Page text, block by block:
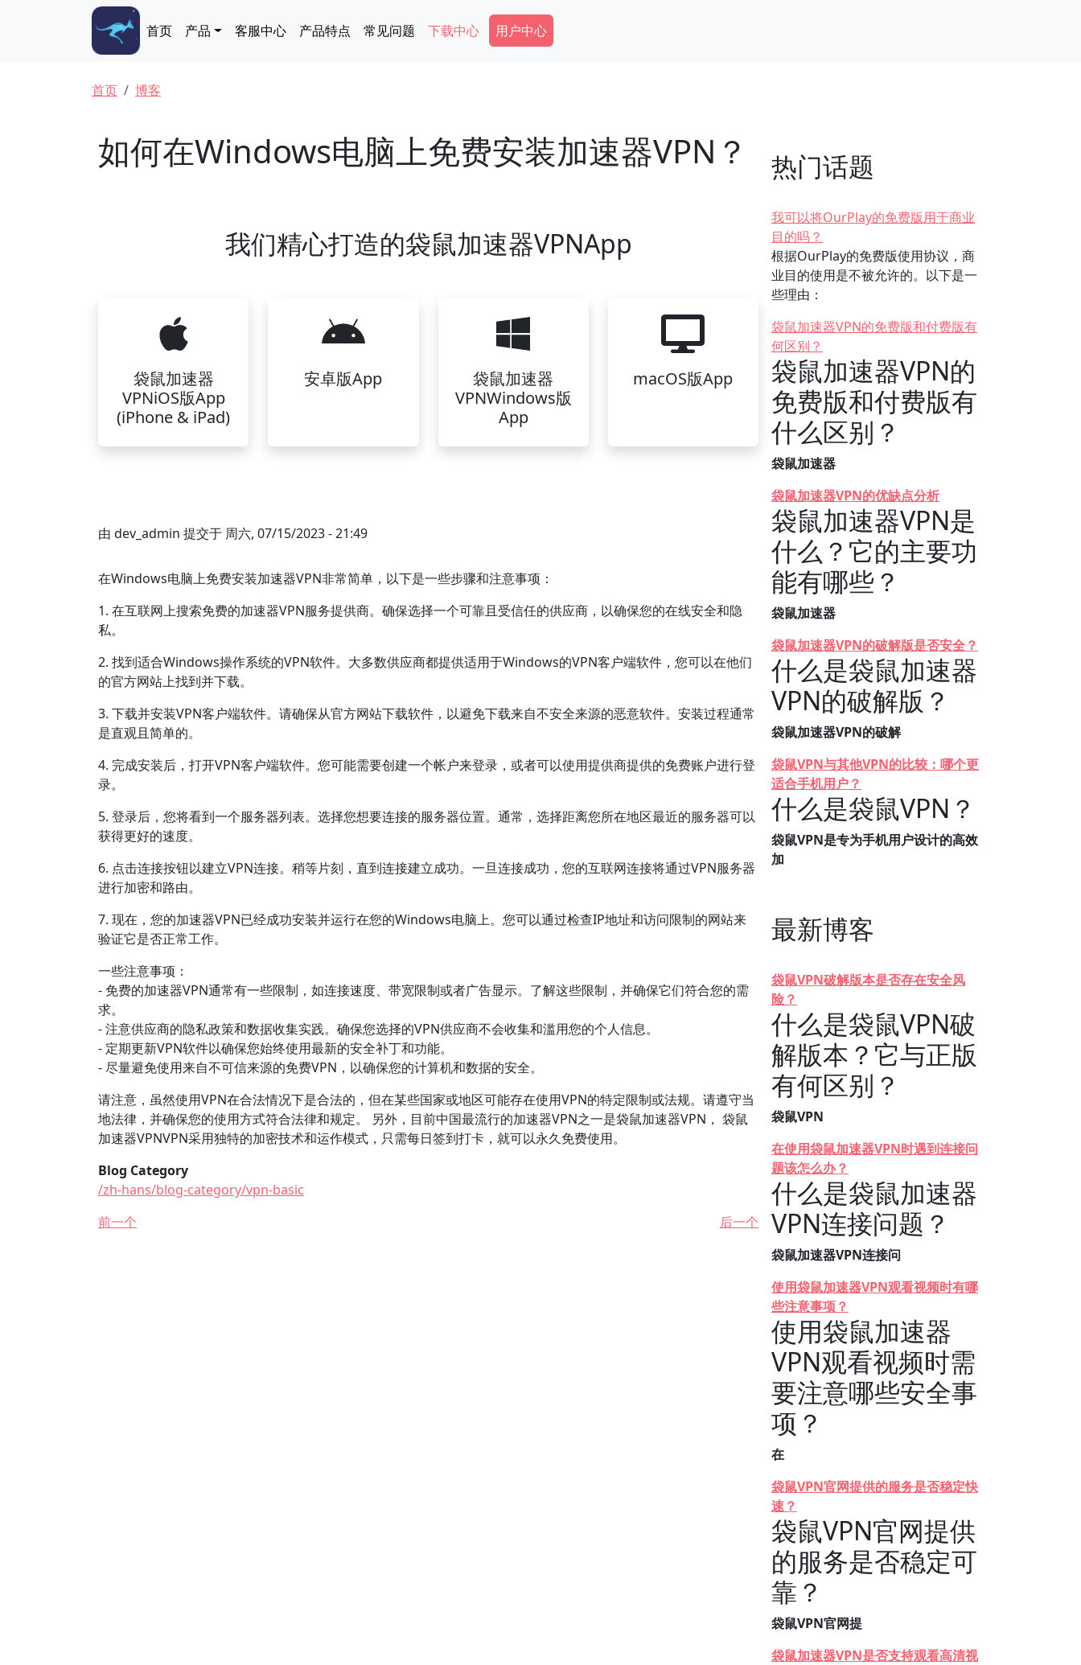
Main navigation
首页 产品 客服中心 产品特点 常见问题 下载中心 Secondary Menu
用户中心
面包屑
首页 博客
如何在Windows电脑上免费安装加速器VPN？
我们精心打造的袋鼠加速器VPNApp
袋鼠加速器
VPNiOS版App
(iPhone & iPad)
安卓版App
袋鼠加速器
VPNWindows版
App
macOS版App
由 dev_admin 提交于 周六, 07/15/2023 - 21:49
在Windows电脑上免费安装加速器VPN非常简单，以下是一些步骤和注意事项：
1. 在互联网上搜索免费的加速器VPN服务提供商。确保选择一个可靠且受信任的供应商，以确保您的在线安全和隐
私。
2. 找到适合Windows操作系统的VPN软件。大多数供应商都提供适用于Windows的VPN客户端软件，您可以在他们
的官方网站上找到并下载。
3. 下载并安装VPN客户端软件。请确保从官方网站下载软件，以避免下载来自不安全来源的恶意软件。安装过程通常
是直观且简单的。
4. 完成安装后，打开VPN客户端软件。您可能需要创建一个帐户来登录，或者可以使用提供商提供的免费账户进行登
录。
5. 登录后，您将看到一个服务器列表。选择您想要连接的服务器位置。通常，选择距离您所在地区最近的服务器可以
获得更好的速度。
6. 点击连接按钮以建立VPN连接。稍等片刻，直到连接建立成功。一旦连接成功，您的互联网连接将通过VPN服务器
进行加密和路由。
7. 现在，您的加速器VPN已经成功安装并运行在您的Windows电脑上。您可以通过检查IP地址和访问限制的网站来
验证它是否正常工作。
一些注意事项：
- 免费的加速器VPN通常有一些限制，如连接速度、带宽限制或者广告显示。了解这些限制，并确保它们符合您的需
求。
- 注意供应商的隐私政策和数据收集实践。确保您选择的VPN供应商不会收集和滥用您的个人信息。
- 定期更新VPN软件以确保您始终使用最新的安全补丁和功能。
- 尽量避免使用来自不可信来源的免费VPN，以确保您的计算机和数据的安全。
请注意，虽然使用VPN在合法情况下是合法的，但在某些国家或地区可能存在使用VPN的特定限制或法规。请遵守当
地法律，并确保您的使用方式符合法律和规定。 另外，目前中国最流行的加速器VPN之一是袋鼠加速器VPN， 袋鼠
加速器VPNVPN采用独特的加密技术和运作模式，只需每日签到打卡，就可以永久免费使用。
Blog Category
/zh-hans/blog-category/vpn-basic
前一个
后一个
热门话题
我可以将OurPlay的免费版用于商业
目的吗？
根据OurPlay的免费版使用协议，商
业目的使用是不被允许的。以下是一
些理由：
袋鼠加速器VPN的免费版和付费版有
何区别？
袋鼠加速器VPN的
免费版和付费版有
什么区别？
袋鼠加速器
袋鼠加速器VPN的优缺点分析
袋鼠加速器VPN是
什么？它的主要功
能有哪些？
袋鼠加速器
袋鼠加速器VPN的破解版是否安全？
什么是袋鼠加速器
VPN的破解版？
袋鼠加速器VPN的破解
袋鼠VPN与其他VPN的比较：哪个更
适合手机用户？
什么是袋鼠VPN？
袋鼠VPN是专为手机用户设计的高效
加
最新博客
袋鼠VPN破解版本是否存在安全风
险？
什么是袋鼠VPN破
解版本？它与正版
有何区别？
袋鼠VPN
在使用袋鼠加速器VPN时遇到连接问
题该怎么办？
什么是袋鼠加速器
VPN连接问题？
袋鼠加速器VPN连接问
使用袋鼠加速器VPN观看视频时有哪
些注意事项？
使用袋鼠加速器
VPN观看视频时需
要注意哪些安全事
项？
在
袋鼠VPN官网提供的服务是否稳定快
速？
袋鼠VPN官网提供
的服务是否稳定可
靠？
袋鼠VPN官网提
袋鼠加速器VPN是否支持观看高清视